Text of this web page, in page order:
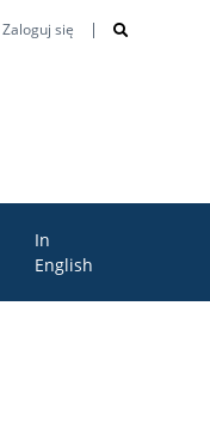
Zaloguj się
In
English